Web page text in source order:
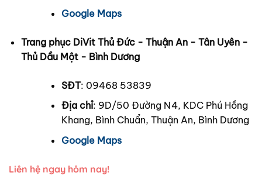
Google Maps
Trang phục DiVit Thủ Đức - Thuận An - Tân Uyên -
Thủ Dầu Một - Bình Dương
SĐT: 09468 53839
Địa chỉ: 9D/50 Đường N4, KDC Phú Hồng
Khang, Bình Chuẩn, Thuận An, Bình Dương
Google Maps
Liên hệ ngay hôm nay!